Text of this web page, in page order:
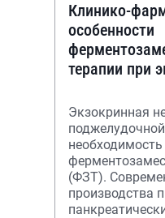
Клинико-
особенности
терапии при
Экзокринная
(ФЗТ). Современная технология
производства